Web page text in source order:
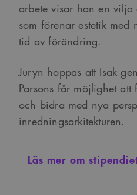
arbete visar han en vilja
som förenar estetik med
tid av förändring.
Juryn hoppas att Isak
Parsons får möjlighet
och bidra med nya
inredningsarkitekturen.
Läs mer om